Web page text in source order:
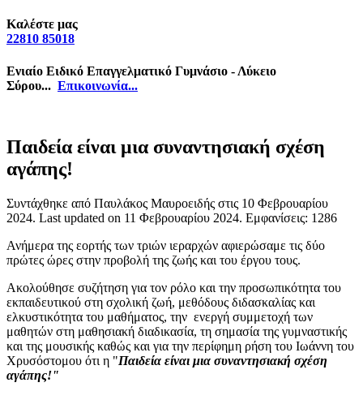
Καλέστε μας
22810 85018
Ενιαίο Ειδικό Επαγγελματικό Γυμνάσιο - Λύκειο
Σύρου... Επικοινωνία...
Παιδεία είναι μια συναντησιακή σχέση
αγάπης!
Συντάχθηκε από Παυλάκος Μαυροειδής στις 10 Φεβρουαρίου
2024. Last updated on 11 Φεβρουαρίου 2024. Εμφανίσεις: 1286
Ανήμερα της εορτής των τριών ιεραρχών αφιερώσαμε τις δύο
πρώτες ώρες στην προβολή της ζωής και του έργου τους.
Ακολούθησε συζήτηση για τον ρόλο και την προσωπικότητα του
εκπαιδευτικού στη σχολική ζωή, μεθόδους διδασκαλίας και
ελκυστικότητα του μαθήματος, την ενεργή συμμετοχή των
μαθητών στη μαθησιακή διαδικασία, τη σημασία της γυμναστικής
και της μουσικής καθώς και για την περίφημη ρήση του Ιωάννη του
Χρυσόστομου ότι η "Παιδεία είναι μια συναντησιακή σχέση
αγάπης!"